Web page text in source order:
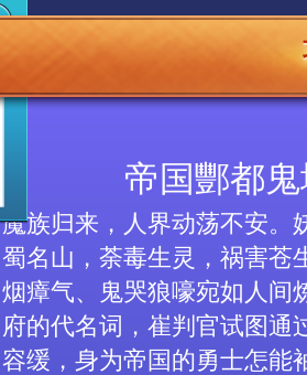
帝国酆都
魔族归来，人界动荡不安。
蜀名山，荼毒生灵，祸害苍
烟瘴气、鬼哭狼嚎宛如人间
府的代名词，崔判官试图通
容缓，身为帝国的勇士怎能